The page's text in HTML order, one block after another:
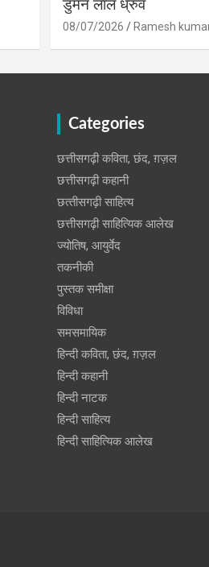
डुमन लाल ध्रुव
08/07/2026 Ramesh
Categories
छत्तीसगढ़ी कविता, छंद, ग़ज़ल
छत्तीसगढ़ी कहानी
छत्‍तीसगढ़ी साहित्‍य
छत्तीसगढ़ी साहित्यिक आलेख
ज्योतिष, आयुर्वेद
तकनीकी
पुस्‍तक समीक्षा
विविधा
समसमायिक
हिन्दी कविता, छंद, ग़ज़ल
हिन्दी कहानी
हिन्‍दी नाटक
हिन्दी साहित्य
हिन्दी साहित्यिक आलेख